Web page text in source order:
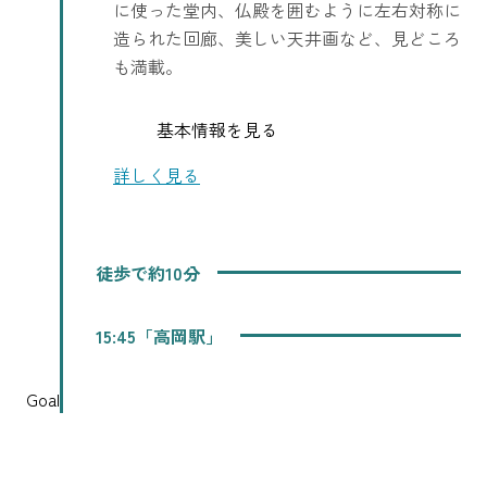
に使った堂内、仏殿を囲むように左右対称に
造られた回廊、美しい天井画など、見どころ
も満載。
基本情報を見る
詳しく見る
徒歩で約10分
15:45「高岡駅」
Goal